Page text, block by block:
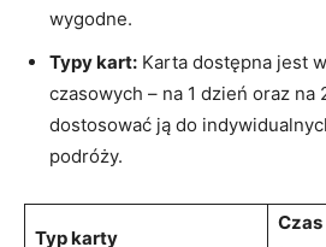
⁢wygodne.
Typy kart: Karta dostępna jest
⁤czasowych – na⁣ 1 ⁤dzień oraz na
dostosować ją do
podróży.
Typ karty
Czas ​